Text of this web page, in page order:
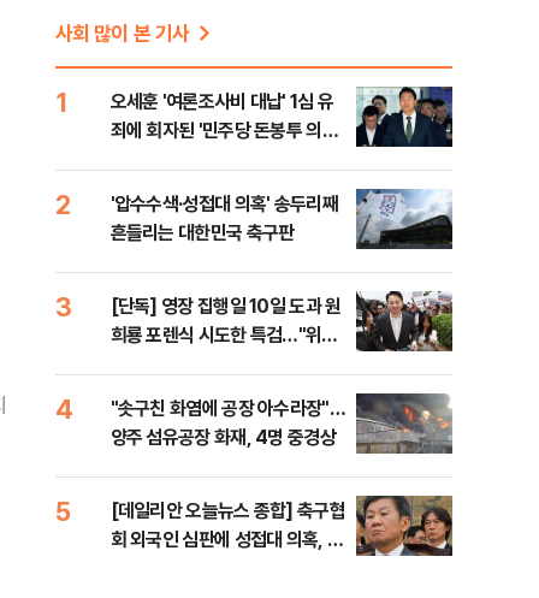
사회 많이 본 기사
1
오세훈 '여론조사비 대납' 1심 유
죄에 회자된 '민주당 돈봉투 의
2
'압수수색·성접대 의혹' 송두리째
흔들리는 대한민국 축구판
3
[단독] 영장 집행일 10일 도과 원
희룡 포렌식 시도한 특검…"위법
4
"솟구친 화염에 공장 아수라장"…
양주 섬유공장 화재, 4명 중경상
5
[데일리안 오늘뉴스 종합] 축구협
회 외국인 심판에 성접대 의혹, 李